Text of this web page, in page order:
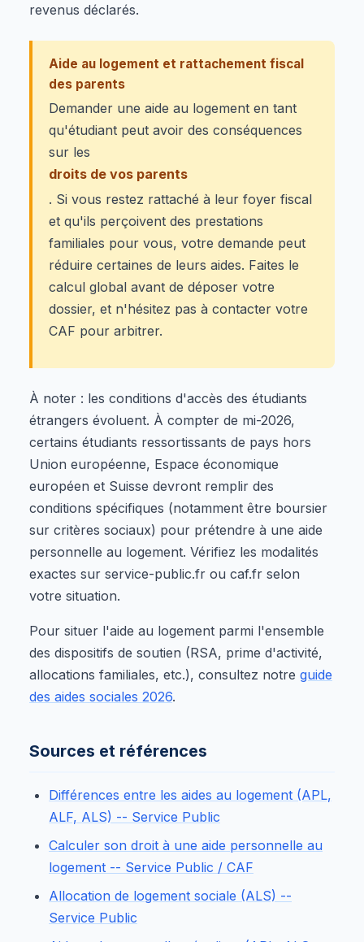
revenus déclarés.
Aide au logement et rattachement fiscal
des parents
Demander une aide au logement en tant
qu'étudiant peut avoir des conséquences
sur les
droits de vos parents
. Si vous restez rattaché à leur foyer fiscal
et qu'ils perçoivent des prestations
familiales pour vous, votre demande peut
réduire certaines de leurs aides. Faites le
calcul global avant de déposer votre
dossier, et n'hésitez pas à contacter votre
CAF pour arbitrer.
À noter : les conditions d'accès des étudiants
étrangers évoluent. À compter de mi-2026,
certains étudiants ressortissants de pays hors
Union européenne, Espace économique
européen et Suisse devront remplir des
conditions spécifiques (notamment être boursier
sur critères sociaux) pour prétendre à une aide
personnelle au logement. Vérifiez les modalités
exactes sur service-public.fr ou caf.fr selon
votre situation.
Pour situer l'aide au logement parmi l'ensemble
des dispositifs de soutien (RSA, prime d'activité,
allocations familiales, etc.), consultez notre guide
des aides sociales 2026.
Sources et références
Différences entre les aides au logement (APL,
ALF, ALS) -- Service Public
Calculer son droit à une aide personnelle au
logement -- Service Public / CAF
Allocation de logement sociale (ALS) --
Service Public